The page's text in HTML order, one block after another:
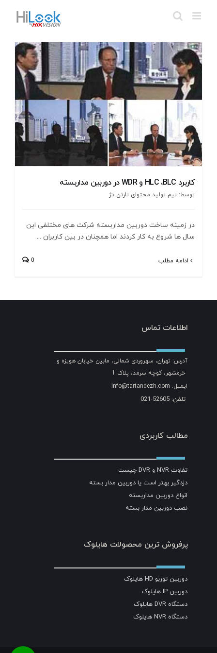
کاربرد HLC ،BLC و WDR در دوربین مداربسته
توسط: تیم تولید محتوای تارتن دژ
در زمینه ساخت دوربین مداربسته شرکت های مختلفی این
سال ها شروع به کار کردند اما همچنان در بین کاربران ...
ادامه مطلب 0
اطلاعات تماس
آدرس: تهران، سهروردی شمالی، مابین خیابان هویزه و
خرمشهر، کوچه سرمد، پلاک 1
ایمیل: info@tartandezh.com
تلفن: 52605-021
مطالب کاربردی
تفاوت NVR و DVR چیست
دزدگیر بهتر است یا دوربین مدار بسته
انواع دوربین مداربسته
نصب دوربین مدار بسته
پرفروش ترین محصولات هایلوک
دوربین توربو HD هایلوک
دوربین IP هایلوک
دستگاه DVR هایلوک
دستگاه NVR هایلوک